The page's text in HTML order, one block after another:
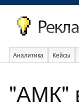
Аналитика Кейсы
Образование
"АМК"